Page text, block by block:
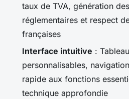
taux de TVA, génération
réglementaires et respect
françaises
Interface intuitive :
personnalisables,
rapide aux fonctions
technique approfondie